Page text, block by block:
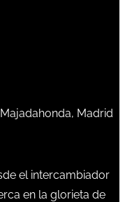
Madrid
el intercambiador
en la glorieta de